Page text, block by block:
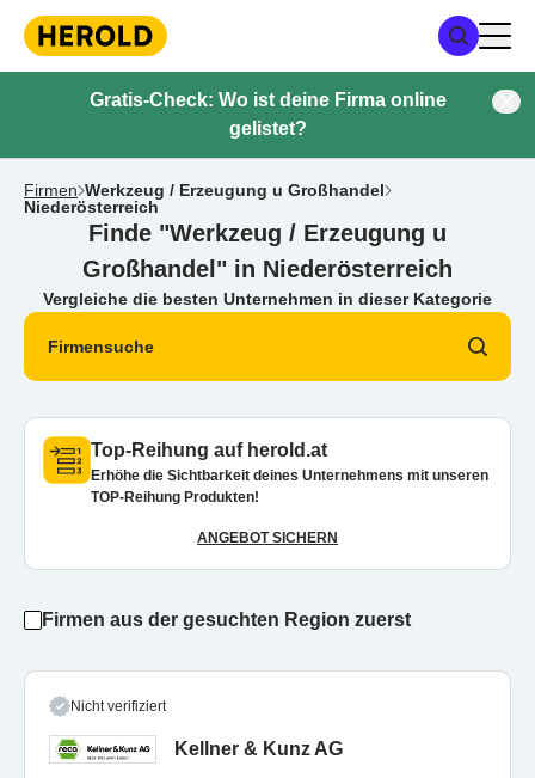
Gratis-Check: Wo ist deine Firma online
gelistet?
Firmen Werkzeug / Erzeugung u Großhandel
Niederösterreich
Finde "Werkzeug / Erzeugung u
Großhandel" in Niederösterreich
Vergleiche die besten Unternehmen in dieser Kategorie
Firmensuche
Top-Reihung auf herold.at
Erhöhe die Sichtbarkeit deines Unternehmens mit unseren
TOP-Reihung Produkten!
ANGEBOT SICHERN
Firmen aus der gesuchten Region zuerst
Nicht verifiziert
Kellner & Kunz AG